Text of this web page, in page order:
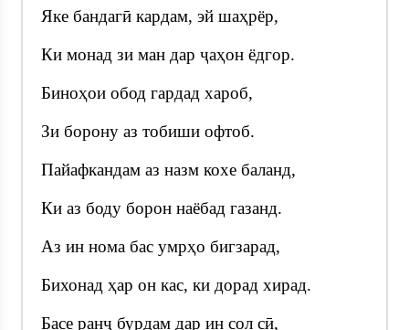
Яке бандагӣ кардам, эй шаҳрёр,
Ки монад зи ман дар ҷаҳон ёдгор.
Биноҳои обод гардад хароб,
Зи борону аз тобиши офтоб.
Пайафкандам аз назм кохе баланд,
Ки аз боду борон наёбад газанд.
Аз ин нома бас умрҳо бигзарад,
Бихонад ҳар он кас, ки дорад хирад.
Басе ранҷ бурдам дар ин сол сӣ,